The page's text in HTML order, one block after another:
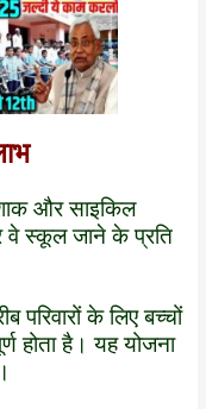
और साइकिल
वे स्कूल जाने के प्रति
परिवारों के लिए बच्चों
होता है। यह योजना